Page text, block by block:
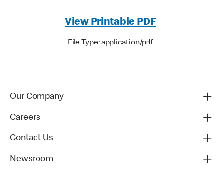
View Printable PDF
File Type: application/pdf
Our Company
Careers
Contact Us
Newsroom